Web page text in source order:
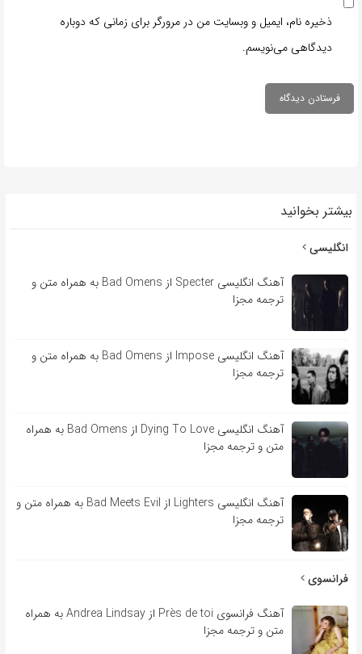
ذخیره نام، ایمیل و وبسایت من در مرورگر برای زمانی که دوباره
دیدگاهی می‌نویسم.
بیشتر بخوانید
انگلیسی
آهنگ انگلیسی Specter از Bad Omens به همراه متن و
ترجمه مجزا
آهنگ انگلیسی Impose از Bad Omens به همراه متن و
ترجمه مجزا
آهنگ انگلیسی Dying To Love از Bad Omens به همراه
متن و ترجمه مجزا
آهنگ انگلیسی Lighters از Bad Meets Evil به همراه متن و
ترجمه مجزا
فرانسوی
آهنگ فرانسوی Près de toi از Andrea Lindsay به همراه
متن و ترجمه مجزا